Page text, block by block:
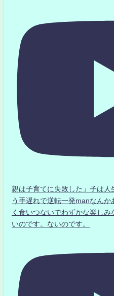
親は子育てに失敗した」子は人
う手遅れで逆転一発manなんか
く食いつないでわずかな楽し
いのです。ないのです。